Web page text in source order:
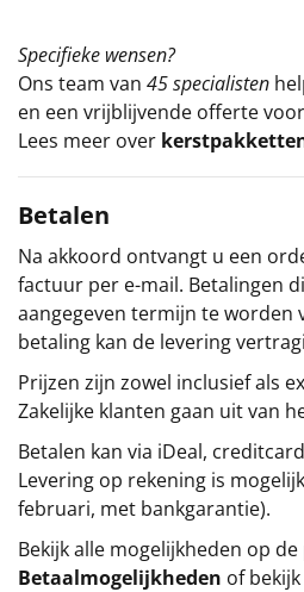
Specifieke wensen?
Ons team van 45 specialisten
en een vrijblijvende offerte
Lees meer over
Betalen
Na akkoord ontvangt u een
factuur per e-mail. Betalingen
aangegeven termijn te worden
betaling kan de levering
Prijzen zijn zowel inclusief als
Zakelijke klanten gaan uit van
Betalen kan via iDeal,
Levering op rekening is
februari, met bankgarantie).
Bekijk alle mogelijkheden op de
Betaalmogelijkheden of